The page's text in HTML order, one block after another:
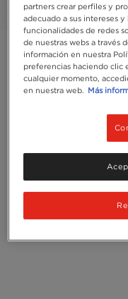
partners crear perfiles y
adecuado a sus intereses
funcionalidades de redes
de nuestras webs a través
información en nuestra
preferencias haciendo clic
cualquier momento,
en nuestra web. Más